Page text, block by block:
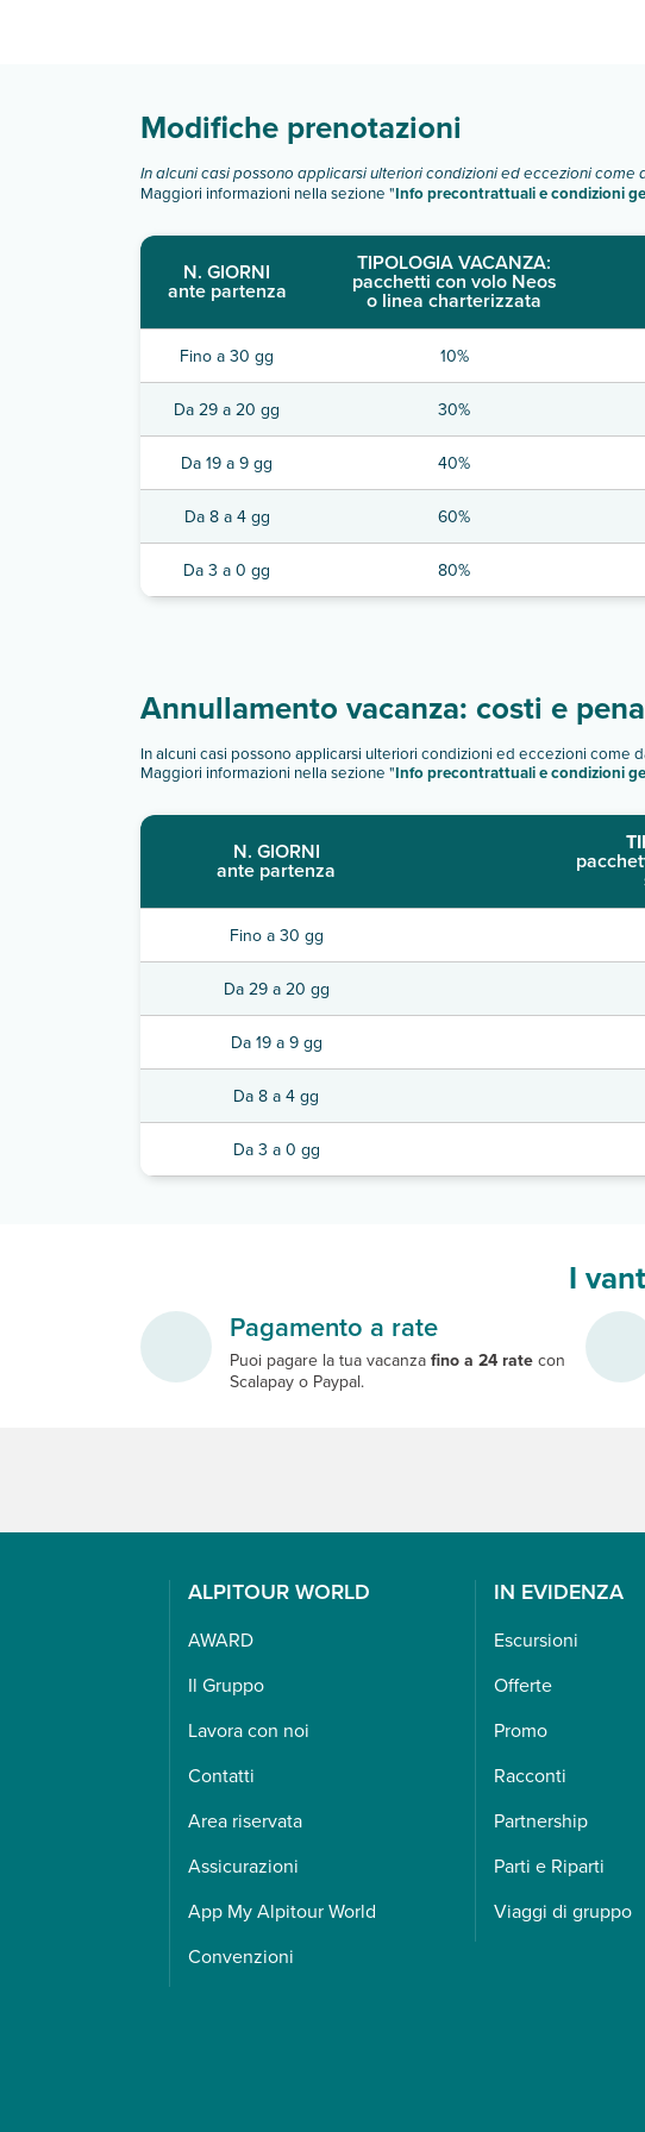
Modifiche prenotazioni
In alcuni casi possono applicarsi ulteriori condizioni ed eccezioni come
Maggiori informazioni nella sezione "Info precontrattuali e condizioni
N. GIORNI
ante partenza
TIPOLOGIA VACANZA:
pacchetti con volo Neos
o linea charterizzata
Fino a 30 gg 10%
Da 29 a 20 gg 30%
Da 19 a 9 gg 40%
Da 8 a 4 gg 60%
Da 3 a 0 gg 80%
Annullamento vacanza: costi e
In alcuni casi possono applicarsi ulteriori condizioni ed eccezioni come
Maggiori informazioni nella sezione "Info precontrattuali e condizioni
N. GIORNI
ante partenza
Fino a 30 gg
Da 29 a 20 gg
Da 19 a 9 gg
Da 8 a 4 gg
Da 3 a 0 gg
I
Pagamento a rate
Puoi pagare la tua vacanza fino a 24 rate con
Scalapay o Paypal.
ALPITOUR WORLD
AWARD
Il Gruppo
Lavora con noi
Contatti
Area riservata
Assicurazioni
App My Alpitour World
Convenzioni
IN EVIDENZA
Escursioni
Offerte
Promo
Racconti
Partnership
Parti e Riparti
Viaggi di gruppo